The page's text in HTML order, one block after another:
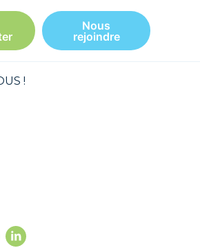
Nous
rejoindre
!